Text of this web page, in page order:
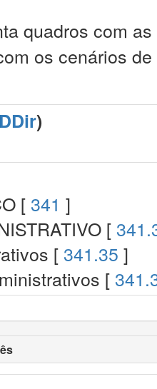
quadros com
os cenários
)
[ 341 ]
[
[ 341.35 ]
[